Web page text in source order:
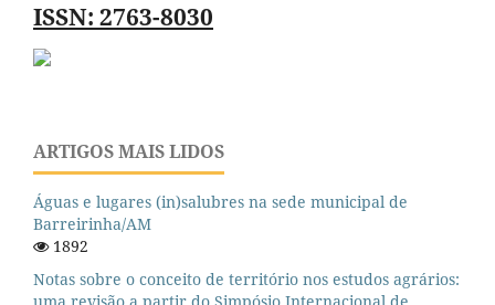
ISSN: 2763-8030
ARTIGOS MAIS LIDOS
Águas e lugares (in)salubres na sede municipal de
Barreirinha/AM
1892
Notas sobre o conceito de território nos estudos agrários: